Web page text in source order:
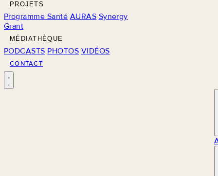
PROJETS
Programme Santé AURAS Synergy
Grant
MÉDIATHÈQUE
PODCASTS PHOTOS VIDÉOS
CONTACT